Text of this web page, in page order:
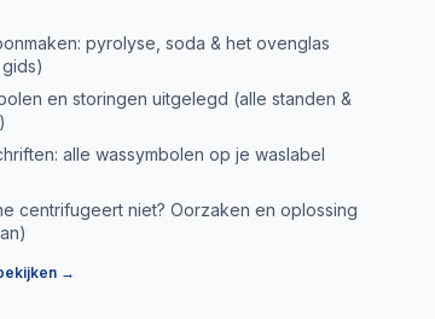
pyrolyse, soda & het ovenglas
en storingen uitgelegd (alle standen &
alle wassymbolen op je waslabel
centrifugeert niet? Oorzaken en oplossing
→